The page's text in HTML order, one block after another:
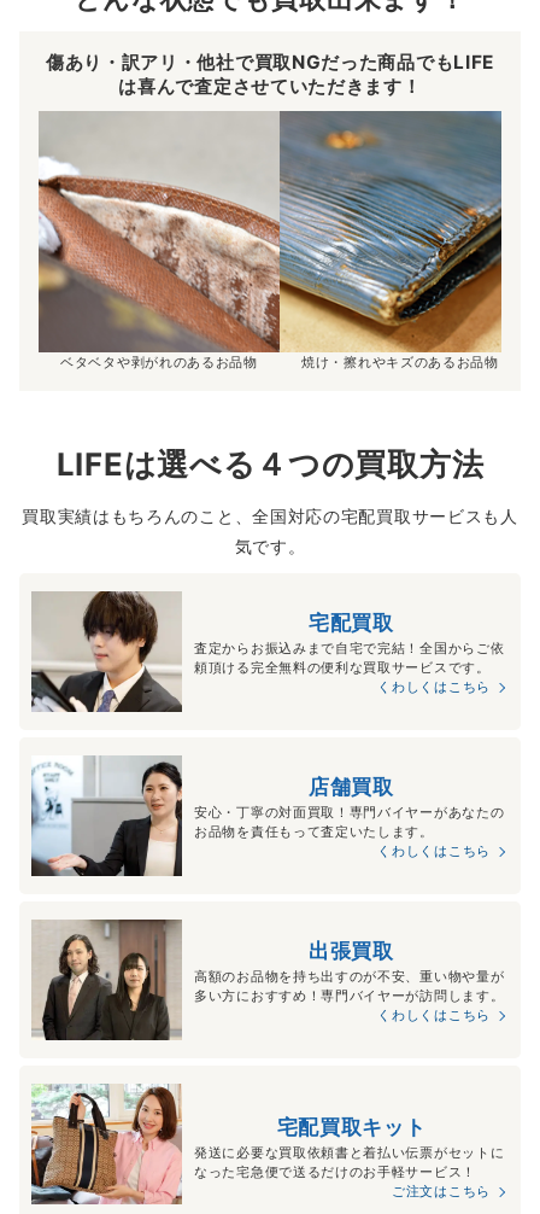
傷あり・訳アリ・他社で買取NGだった商品でもLIFE
は喜んで査定させていただきます！
ベタベタや剥がれのあるお品物 焼け・擦れやキズのあるお品物
LIFEは選べる４つの買取方法
買取実績はもちろんのこと、全国対応の宅配買取サービスも人
気です。
宅配買取
査定からお振込みまで自宅で完結！全国からご依
頼頂ける完全無料の便利な買取サービスです。
くわしくはこちら
店舗買取
安心・丁寧の対面買取！専門バイヤーがあなたの
お品物を責任もって査定いたします。
くわしくはこちら
出張買取
高額のお品物を持ち出すのが不安、重い物や量が
多い方におすすめ！専門バイヤーが訪問します。
くわしくはこちら
宅配買取キット
発送に必要な買取依頼書と着払い伝票がセットに
なった宅急便で送るだけのお手軽サービス！
ご注文はこちら